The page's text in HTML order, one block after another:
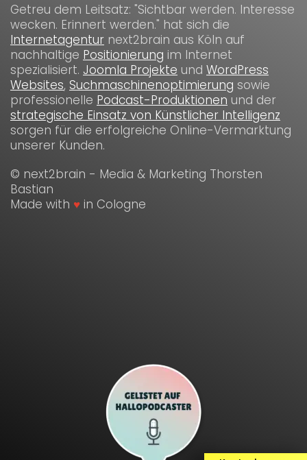
Getreu dem Leitsatz: "Sichtbar werden. Interesse
wecken. Erinnert werden." hat sich die
Internetagentur next2brain aus Köln auf
nachhaltige Positionierung im Internet
spezialisiert. Joomla Projekte und WordPress
Websites, Suchmaschinenoptimierung sowie
professionelle Podcast-Produktionen und der
strategische Einsatz von Künstlicher Intelligenz
sorgen für die erfolgreiche Online-Vermarktung
unserer Kunden.
© next2brain - Media & Marketing Thorsten
Bastian
Made with ♥ in Cologne